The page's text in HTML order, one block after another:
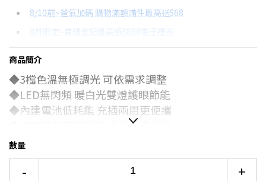
分期數
12期
24期
每期金額
$17
$8
配合銀行/業者
8/10前~爸氣加碼 購物滿額滿件最高送$68
8月限定~首購登記最高領$888電子禮券
台灣大哥大Open Possible聯名卡滿額最高回饋25%
電視降到底破盤
商品簡介
◆3檔色溫無極調光 可依需求調整
◆LED無閃頻 暖白光雙燈護眼節能
◆內建電池低耗能 充插兩用更便攜
◆USB接孔可接電腦 插頭 行動電源
◆好安裝 適合居家多種場合使用
數量
- +